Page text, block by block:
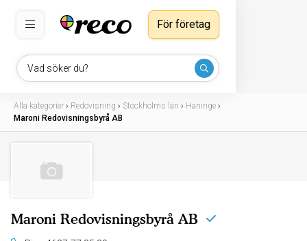
Vad söker du?
För företag
Alla kategorier › Redovisning › Stockholms län › Haninge ›
Maroni Redovisningsbyrå AB
Maroni Redovisningsbyrå AB